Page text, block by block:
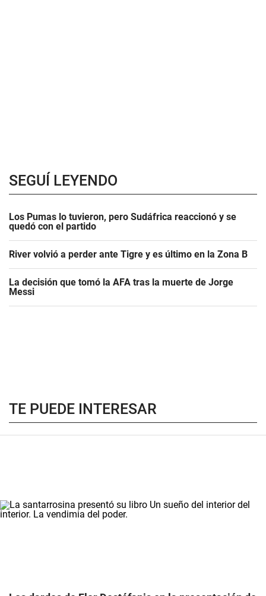
SEGUÍ LEYENDO
Los Pumas lo tuvieron, pero Sudáfrica reaccionó y se
quedó con el partido
River volvió a perder ante Tigre y es último en la Zona B
La decisión que tomó la AFA tras la muerte de Jorge
Messi
TE PUEDE INTERESAR